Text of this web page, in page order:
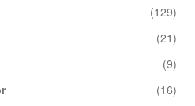
(129)
(21)
(9)
(16)